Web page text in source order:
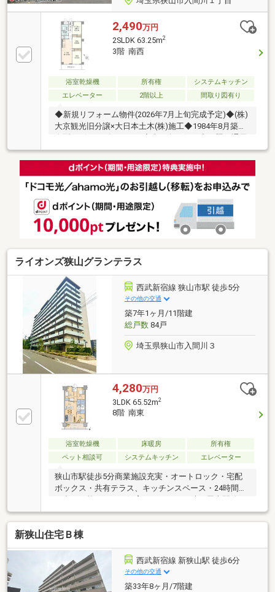
2,490万円
2SLDK 63.25m2
3階 南西
浴室乾燥機 所有権
システムキッチン
エレベーター
2階以上 間取り図有り
◆新規リフォーム物件(2026年7月上旬完成予定)◆(株)
大京観光旧分譲×大日本土木(株)施工◆1984年8月築◆
良好◆お料理に集中できる壁付けキッチン◆ユニット
バス・浴室換気暖房乾燥機あり◆24時間換気システム
あり◆TVモニター付きインターホン◆約5.5帖・約5.2
帖・約5.0帖のの洋室◆全居室収納設備あり◆(株)大京
ライオンズ狭山グランテラス
西武新宿線 狭山市駅 徒歩5分
その他の交通
築7年1ヶ月/11階建
総戸数84戸
埼玉県狭山市入間川３
4,280万円
3LDK 65.52m2
8階 南東
浴室乾燥機 床暖房
所有権
ペット相談可
システムキッチン エレベーター
狭山市駅徒歩5分商業施設充実・オートロック・宅配
ボックス・共有テラス、キッチンスペース・24時間ゴ
（航空祭・花火・初日の出）・インターネット無料・
床暖房、食洗器・ホスクリーン
新狭山住宅Ｂ棟
西武新宿線 新狭山駅 徒歩6分
その他の交通
築33年8ヶ月/7階建